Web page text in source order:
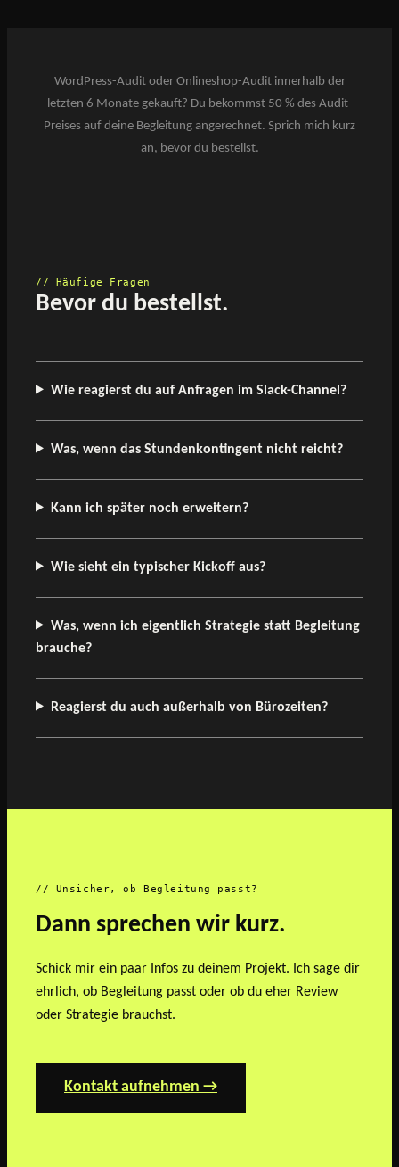
WordPress-Audit oder Onlineshop-Audit innerhalb der
letzten 6 Monate gekauft? Du bekommst 50 % des Audit-
Preises auf deine Begleitung angerechnet. Sprich mich kurz
an, bevor du bestellst.
// Häufige Fragen
Bevor du bestellst.
Wie reagierst du auf Anfragen im Slack-Channel?
Was, wenn das Stundenkontingent nicht reicht?
Kann ich später noch erweitern?
Wie sieht ein typischer Kickoff aus?
Was, wenn ich eigentlich Strategie statt Begleitung
brauche?
Reagierst du auch außerhalb von Bürozeiten?
// Unsicher, ob Begleitung passt?
Dann sprechen wir kurz.
Schick mir ein paar Infos zu deinem Projekt. Ich sage dir
ehrlich, ob Begleitung passt oder ob du eher Review
oder Strategie brauchst.
Kontakt aufnehmen →